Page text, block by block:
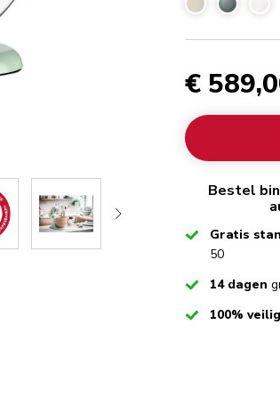
€
Bestel
Checked
Gratis
50
Checked14 dagen
Checked
100%